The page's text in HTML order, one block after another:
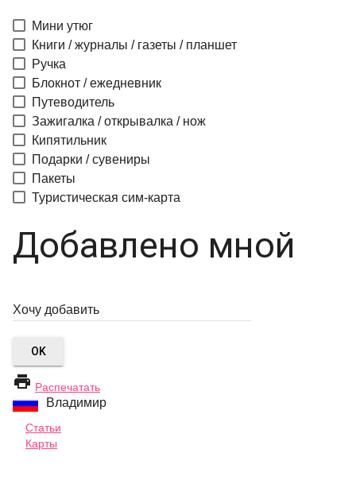
Мини утюг
Книги / журналы / газеты / планшет
Ручка
Блокнот / ежедневник
Путеводитель
Зажигалка / открывалка / нож
Кипятильник
Подарки / сувениры
Пакеты
Туристическая сим-карта
Добавлено мной
OK
 Распечатать
Владимир
Статьи
Карты